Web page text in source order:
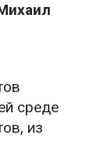
среде
из